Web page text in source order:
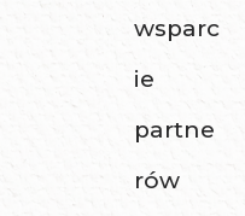
wsparc
ie
partne
rów